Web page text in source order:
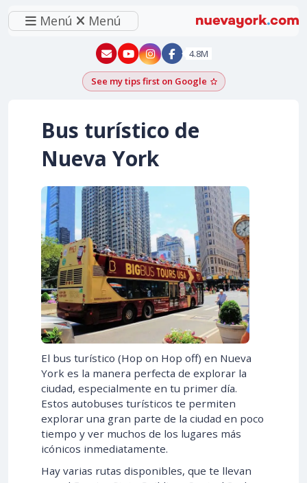
Menú Menú
New York - YouTube
New York - Instagram
4.8M
See my tips first on GoogleAdd as a Google
Bus turístico de
Nueva York
El bus turístico (Hop on Hop off) en Nueva
York es la manera perfecta de explorar la
ciudad, especialmente en tu primer día.
Estos autobuses turísticos te permiten
explorar una gran parte de la ciudad en poco
tiempo y ver muchos de los lugares más
icónicos inmediatamente.
Hay varias rutas disponibles, que te llevan